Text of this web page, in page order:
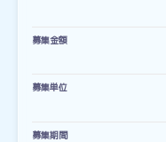
募集金額
募集単位
募集期間